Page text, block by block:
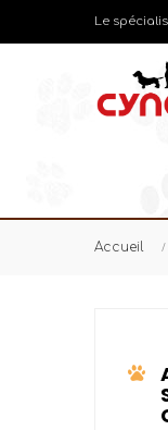
Le
Accueil